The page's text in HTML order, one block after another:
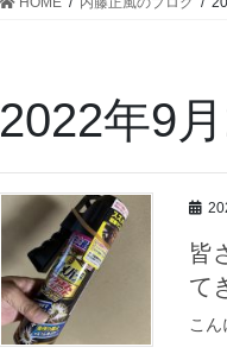
2022年9
皆
て
こ